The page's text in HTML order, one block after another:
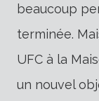
beaucoup
terminée.
UFC à la
un nouvel